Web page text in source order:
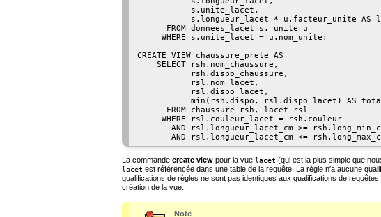
           s.unite_lacet,
s.longueur_lacet * u.facteur_unite AS
      FROM donnees_lacet s, unite u
     WHERE s.unite_lacet = u.nom_unite;
CREATE VIEW chaussure_prete AS
    SELECT rsh.nom_chaussure,
           rsh.dispo_chaussure,
           rsl.nom_lacet,
           rsl.dispo_lacet,
min(rsh.dispo, rsl.dispo_lacet) AS
      FROM chaussure rsh, lacet rsl
     WHERE rsl.couleur_lacet = rsh.couleur
AND rsl.longueur_lacet_cm >=
La commande create view pour la vue lacet (qui est la plus simple que
lacet est référencée dans une table de la requête. La règle n'a aucune
qualifications de règles ne sont pas identiques aux qualifications de
création de la vue.
Note